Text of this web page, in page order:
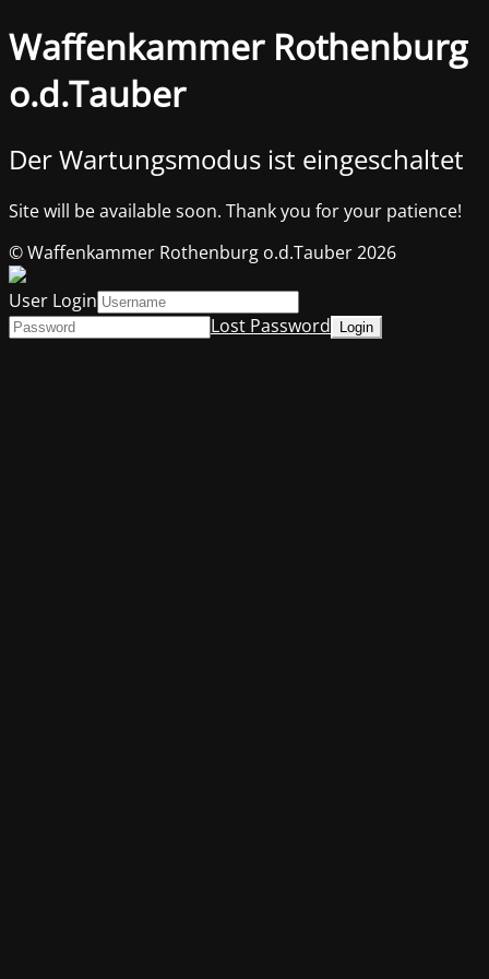
Waffenkammer Rothenburg
o.d.Tauber
Der Wartungsmodus ist eingeschaltet
Site will be available soon. Thank you for your patience!
© Waffenkammer Rothenburg o.d.Tauber 2026
User Login
Lost Password